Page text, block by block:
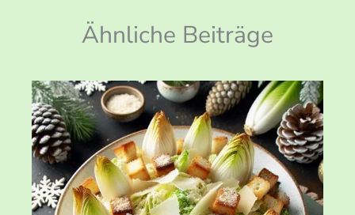
Ähnliche Beiträge